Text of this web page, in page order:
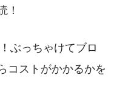
！
ぶっちゃけてブロ
コストがかかるかを